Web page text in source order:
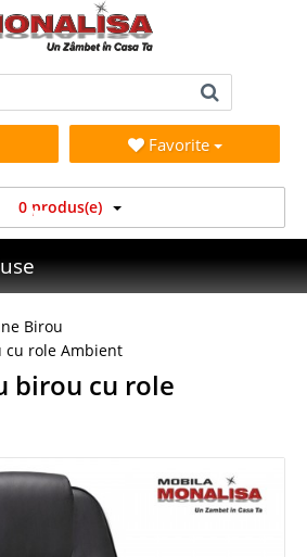
Favorite
0 produs(e)
Birou
cu role Ambient
birou cu role